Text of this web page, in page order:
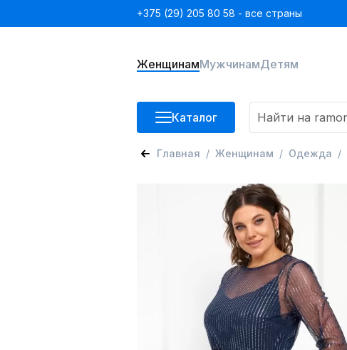
+375 (29) 205 80 58 - все страны
ЖенщинамМужчинамДетям
Каталог
Главная Женщинам Одежда